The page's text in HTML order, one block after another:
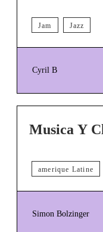
Jam Jazz
Cyril B
Musica Y
amerique Latine
Simon Bolzinger